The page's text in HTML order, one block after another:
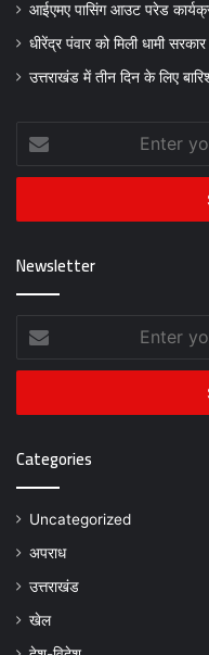
आईएमए पासिंग आउट परेड
धीरेंद्र पंवार को मिली धामी
उत्तराखंड में तीन दिन के लिए
your
Email
Newsletter
your
Email
Categories
Uncategorized
अपराध
उत्तराखंड
खेल